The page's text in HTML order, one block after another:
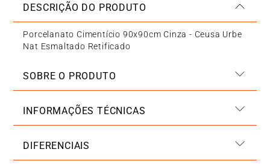
DESCRIÇÃO DO PRODUTO
Porcelanato Cimentício 90x90cm Cinza - Ceusa Urbe
Nat Esmaltado Retificado
SOBRE O PRODUTO
INFORMAÇÕES TÉCNICAS
DIFERENCIAIS